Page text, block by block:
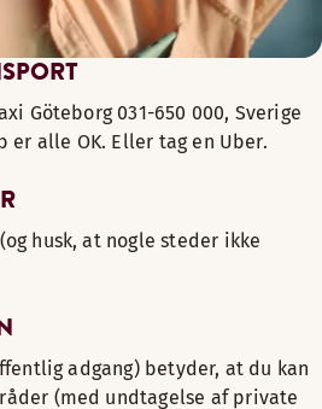
Göteborg 031-650 000, Sverige
er alle OK. Eller tag en Uber.
husk, at nogle steder ikke
adgang) betyder, at du kan
(med undtagelse af private